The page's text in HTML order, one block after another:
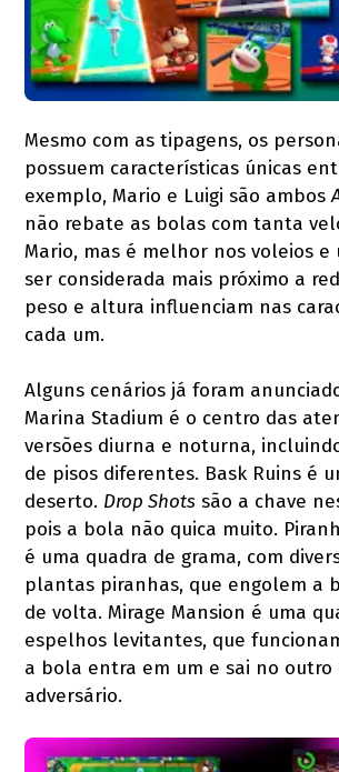
Mesmo com as tipagens, os
possuem características únicas
exemplo, Mario e Luigi são ambos
não rebate as bolas com tanta
Mario, mas é melhor nos voleios e
ser considerada mais próximo a
peso e altura influenciam nas
cada um.
Alguns cenários já foram
Marina Stadium é o centro das
versões diurna e noturna,
de pisos diferentes. Bask Ruins é
deserto. Drop Shots são a chave
pois a bola não quica muito.
é uma quadra de grama, com
plantas piranhas, que engolem a
de volta. Mirage Mansion é uma
espelhos levitantes, que
a bola entra em um e sai no outro
adversário.